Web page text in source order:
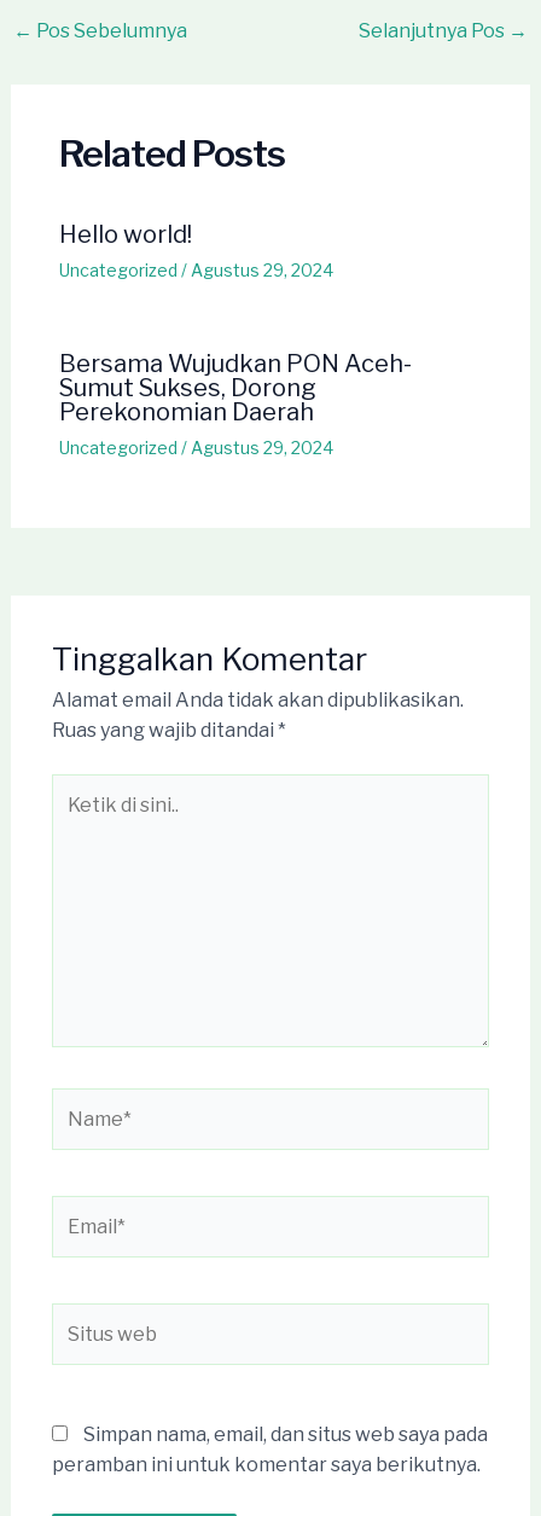
Post
← Pos Sebelumnya Selanjutnya Pos →
Related Posts
Hello world!
Uncategorized / Agustus 29, 2024
Bersama Wujudkan PON Aceh-
Sumut Sukses, Dorong
Perekonomian Daerah
Uncategorized / Agustus 29, 2024
Tinggalkan Komentar
Alamat email Anda tidak akan dipublikasikan.
Ruas yang wajib ditandai *
web
Simpan nama, email, dan situs web saya pada
peramban ini untuk komentar saya berikutnya.